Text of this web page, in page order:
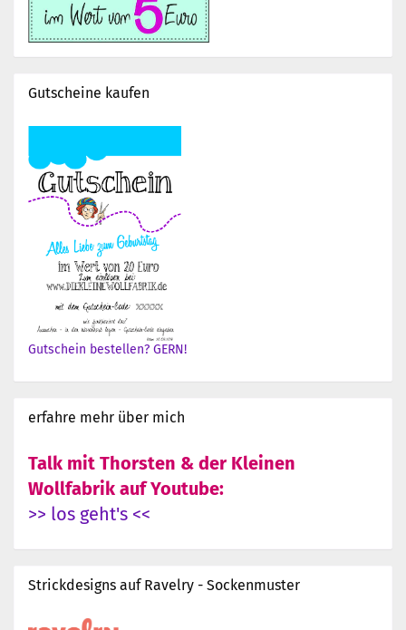
Gutscheine kaufen
Gutschein bestellen? GERN!
erfahre mehr über mich
Talk mit Thorsten & der Kleinen
Wollfabrik auf Youtube:
>> los geht's <<
Strickdesigns auf Ravelry - Sockenmuster